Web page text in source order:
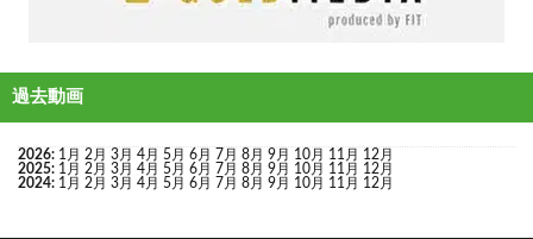
過去動画
2026: 1月 2月 3月 4月 5月 6月 7月 8月 9月 10月 11月 12月
2025: 1月 2月 3月 4月 5月 6月 7月 8月 9月 10月 11月 12月
2024: 1月 2月 3月 4月 5月 6月 7月 8月 9月 10月 11月 12月